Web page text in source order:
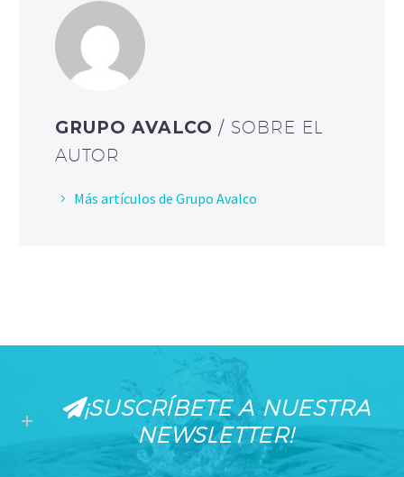
GRUPO AVALCO/ SOBRE EL
AUTOR
Más artículos de Grupo Avalco
¡SUSCRÍBETE A NUESTRA
NEWSLETTER!